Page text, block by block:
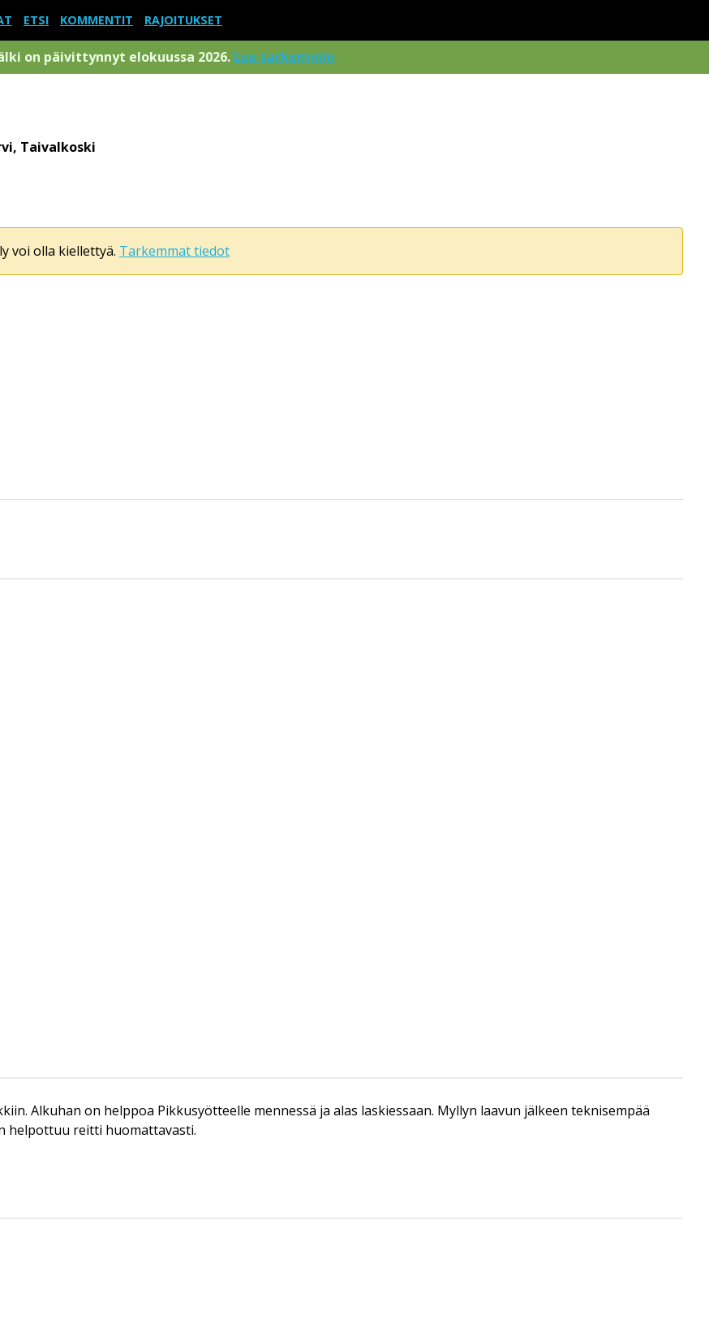
ETSI KOMMENTIT RAJOITUKSET
on päivittynnyt elokuussa 2026. Lue tarkemmin
Taivalkoski
voi olla kiellettyä. Tarkemmat tiedot
Alkuhan on helppoa Pikkusyötteelle mennessä ja alas laskiessaan. Myllyn laavun jälkeen teknisempää
helpottuu reitti huomattavasti.